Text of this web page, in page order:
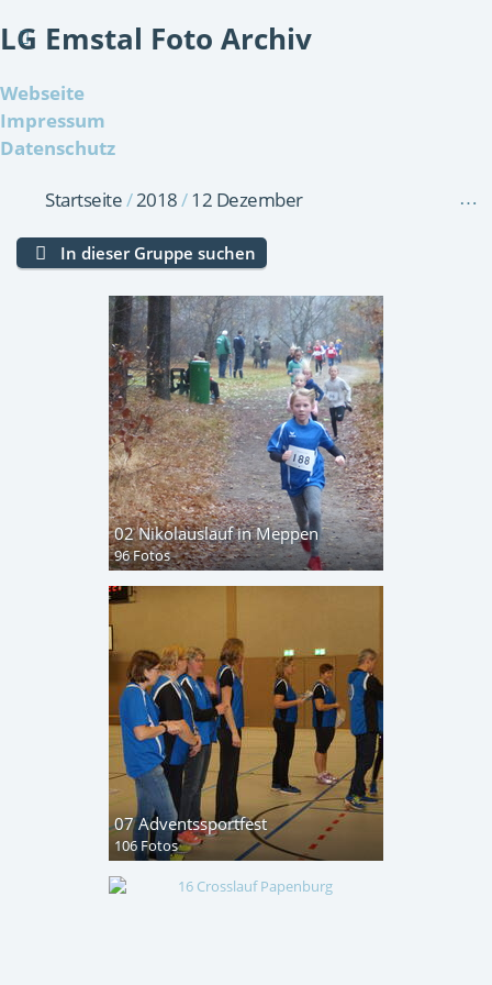
LG Emstal Foto Archiv
Webseite
Impressum
Datenschutz
Startseite/2018/12 Dezember
In dieser Gruppe suchen
02 Nikolauslauf in Meppen
96 Fotos
07 Adventssportfest
106 Fotos